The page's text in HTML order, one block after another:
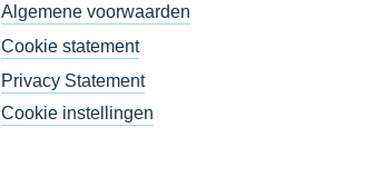
Algemene voorwaarden
Cookie statement
Privacy Statement
Cookie instellingen